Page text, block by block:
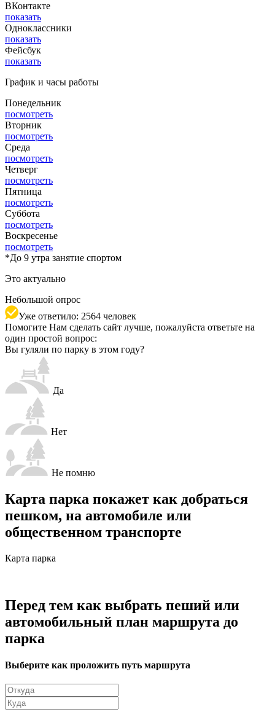
ВКонтакте
показать
Одноклассники
показать
Фейсбук
показать
График и часы работы
Понедельник
посмотреть
Вторник
посмотреть
Среда
посмотреть
Четверг
посмотреть
Пятница
посмотреть
Суббота
посмотреть
Воскресенье
посмотреть
*До 9 утра занятие спортом
Это актуально
Небольшой опрос
Уже ответило: 2564 человек
Помогите Нам сделать сайт лучше, пожалуйста ответьте на
один простой вопрос:
Вы гуляли по парку в этом году?
Да
Нет
Не помню
Карта парка покажет как добраться
пешком, на автомобиле или
общественном транспорте
Карта парка
Перед тем как выбрать пеший или
автомобильный план маршрута до
парка
Выберите как проложить путь маршрута